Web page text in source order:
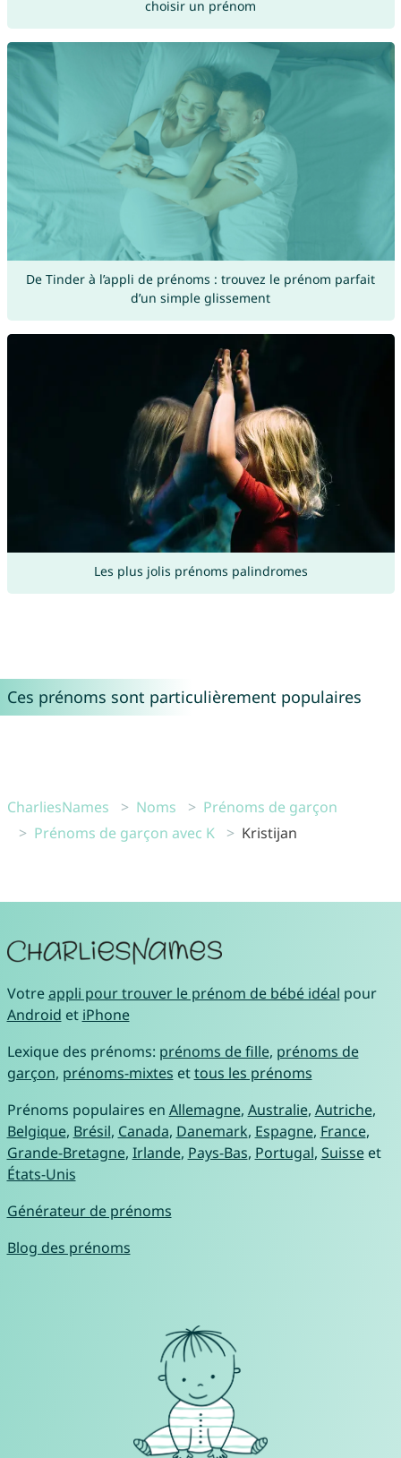
choisir un prénom
De Tinder à l’appli de prénoms : trouvez le prénom parfait
d’un simple glissement
Les plus jolis prénoms palindromes
Ces prénoms sont particulièrement populaires
CharliesNames Noms
Prénoms de garçon
Prénoms de garçon avec K
Kristijan
Votreappli pour trouver le prénom de bébé idéal pour
Android et iPhone
Lexique des prénoms: prénoms de fille, prénoms de
garçon, prénoms-mixtes ettous les prénoms
Prénoms populaires en Allemagne, Australie, Autriche,
Belgique, Brésil, Canada, Danemark, Espagne, France,
Grande-Bretagne, Irlande, Pays-Bas, Portugal, Suisseet
États-Unis
Générateur de prénoms
Blog des prénoms